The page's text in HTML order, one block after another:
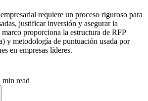
requiere un proceso riguroso para
justificar inversión y asegurar la
proporciona la estructura de RFP
y metodología de puntuación usada por
en empresas líderes.
min read